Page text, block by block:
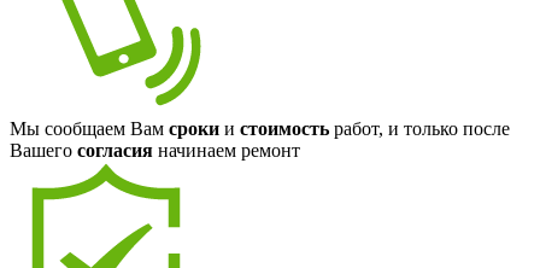
Мы сообщаем Вам сроки и стоимость работ, и только после
Вашего согласия начинаем ремонт